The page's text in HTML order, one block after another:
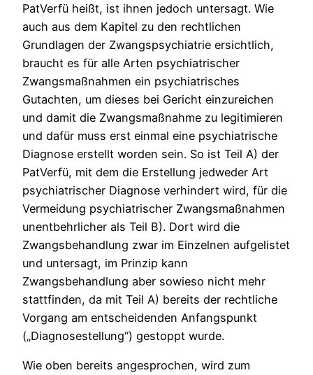
PatVerfü heißt, ist ihnen jedoch untersagt. Wie
auch aus dem Kapitel zu den rechtlichen
Grundlagen der Zwangspsychiatrie ersichtlich,
braucht es für alle Arten psychiatrischer
Zwangsmaßnahmen ein psychiatrisches
Gutachten, um dieses bei Gericht einzureichen
und damit die Zwangsmaßnahme zu legitimieren
und dafür muss erst einmal eine psychiatrische
Diagnose erstellt worden sein. So ist Teil A) der
PatVerfü, mit dem die Erstellung jedweder Art
psychiatrischer Diagnose verhindert wird, für die
Vermeidung psychiatrischer Zwangsmaßnahmen
unentbehrlicher als Teil B). Dort wird die
Zwangsbehandlung zwar im Einzelnen aufgelistet
und untersagt, im Prinzip kann
Zwangsbehandlung aber sowieso nicht mehr
stattfinden, da mit Teil A) bereits der rechtliche
Vorgang am entscheidenden Anfangspunkt
(„Diagnosestellung“) gestoppt wurde.
Wie oben bereits angesprochen, wird zum